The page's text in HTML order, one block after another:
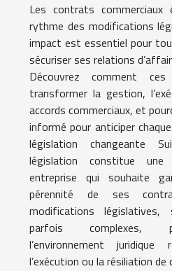
Les contrats
rythme des modifications
impact est essentiel pour
sécuriser ses relations
Découvrez comment
transformer la gestion,
accords commerciaux, et
informé pour anticiper
législation changeante
législation constitue
entreprise qui souhaite
pérennité de ses
modifications
parfois complexes,
l’environnement
l’exécution ou la résiliation de